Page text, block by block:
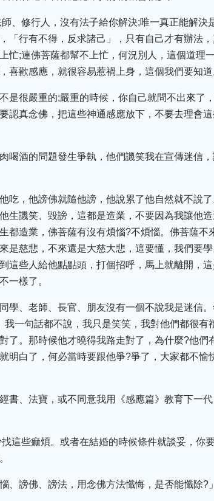
、修行人，沒有法子給你解決;唯一真正能解決
「行有不得，反求諸己」，只有自己才有辦法
忙;連佛菩薩都幫不上忙，何況別人，這個道理
歡感應，就很容易惹禍上身，這個我們要知道
是很嚴重的;嚴重的時候，你自己就問不出來了
認真念佛，把這些神通感應放下，不要去理會這
喝酒的問題發生爭執，他們譏笑我在宣傳迷信，
吃，他謗佛就隨他謗，他說累了他自然就不說
生譏笑、毀謗，這都是造業，不要因為我讓他
都造業，佛菩薩有沒有煩惱?不煩惱。佛菩薩不
是慈悲，不來還是大慈大悲，這要懂，我們要
這些人給他點點頭，打個招呼，馬上就離開，
一樣了。
學、老師、長官、朋友沒有一個不說我是迷信
一句話都不說，我只是笑笑，我對他們都很有
了。那時候他才曉得我路走對了，為什麼?他們
明白了，何必當時要跟他爭?爭了，大家都不愉
書、法寶，或不同意我用《感應篇》教育下一
這些痲煩。或者在結婚的時候條件就談妥，你
、謗佛、謗法，用念佛方法懺悔，是否能懺除?」